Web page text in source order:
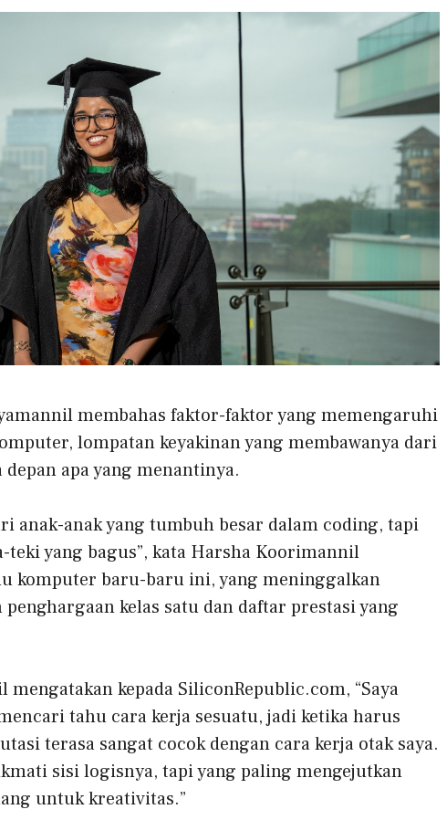
membahas faktor-faktor yang memengaruhi
lompatan keyakinan yang membawanya dari
apa yang menantinya.
anak-anak yang tumbuh besar dalam coding, tapi
teki yang bagus”, kata Harsha Koorimannil
komputer baru-baru ini, yang meninggalkan
penghargaan kelas satu dan daftar prestasi yang
kepada SiliconRepublic.com, “Saya
tahu cara kerja sesuatu, jadi ketika harus
terasa sangat cocok dengan cara kerja otak saya.
sisi logisnya, tapi yang paling mengejutkan
untuk kreativitas.”